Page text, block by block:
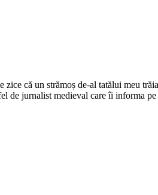
că un strămoș de-al tatălui meu
de jurnalist medieval care îi informa